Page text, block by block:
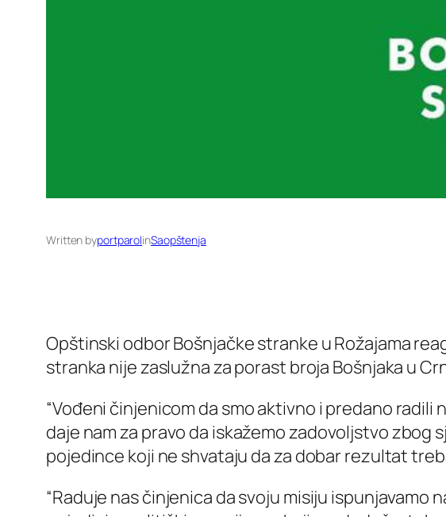
Written byportparolinSaopštenja
Opštinski odbor Bošnjačke stranke u Rožajama
stranka nije zaslužna za porast broja Bošnjaka u
“Vođeni činjenicom da smo aktivno i predano
daje nam za pravo da iskažemo zadovoljstvo
pojedince koji ne shvataju da za dobar rezultat
“Raduje nas činjenica da svoju misiju ispunjavamo